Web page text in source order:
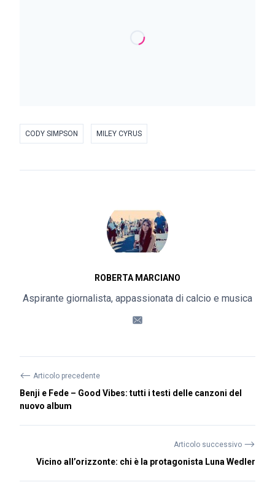
CODY SIMPSON MILEY CYRUS
ROBERTA MARCIANO
Aspirante giornalista, appassionata di calcio e musica
⟵ Articolo precedente
Benji e Fede – Good Vibes: tutti i testi delle canzoni del
nuovo album
Articolo successivo ⟶
Vicino all’orizzonte: chi è la protagonista Luna Wedler